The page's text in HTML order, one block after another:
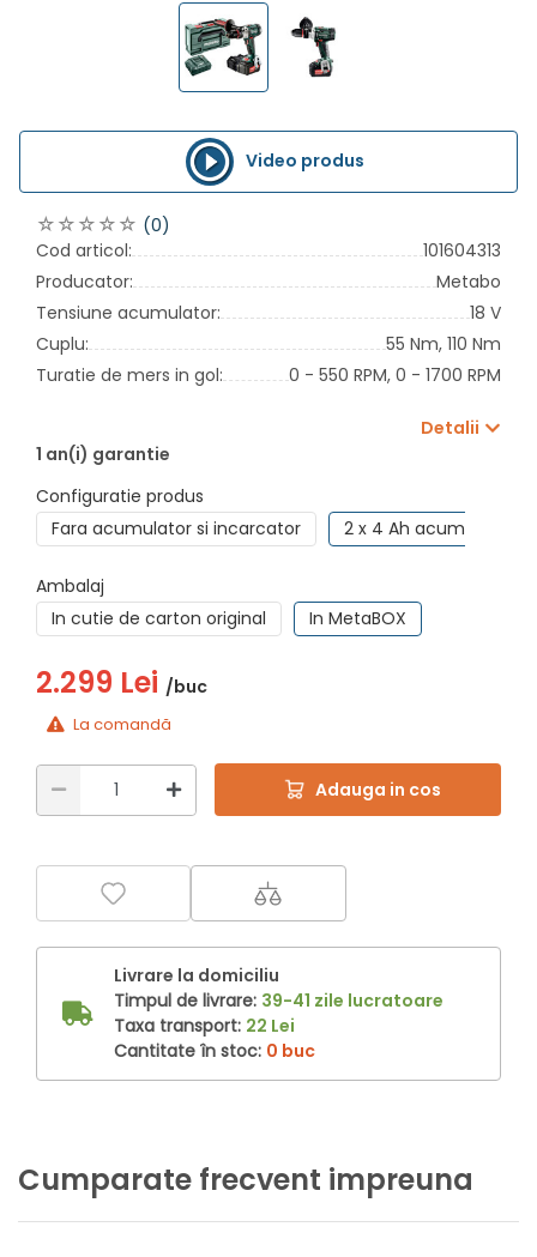
Video produs
(0)
Cod articol:
101604313
Producator:
Metabo
Tensiune acumulator:
18 V
Cuplu:
55 Nm, 110 Nm
Turatie de mers in gol:
0 - 550 RPM, 0 - 1700 RPM
Detalii
1 an(i) garantie
Configuratie produs
Fara acumulator si incarcator
2 x 4 Ah acumulatori
Ambalaj
In cutie de carton original
In MetaBOX
2.299 Lei /buc
La comandă
Adauga in cos
Livrare la domiciliu
Timpul de livrare: 39-41 zile lucratoare
Taxa transport: 22 Lei
Cantitate în stoc: 0 buc
Cumparate frecvent impreuna